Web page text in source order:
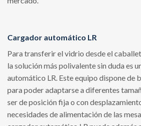
Cargador automático LR
Para transferir el vidrio desde el
la solución más polivalente sin duda es
automático LR. Este equipo dispone de
para poder adaptarse a diferentes
ser de posición fija o con
necesidades de alimentación de las